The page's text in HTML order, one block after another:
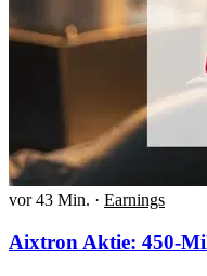
vor 43 Min. · Earnings
Aixtron Aktie: 450-